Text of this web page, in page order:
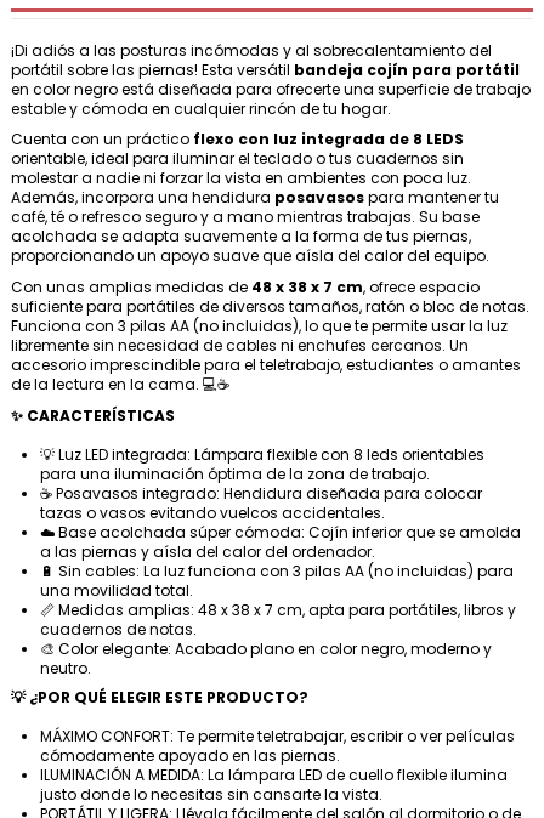
¡Di adiós a las posturas incómodas y al sobrecalentamiento del
portátil sobre las piernas! Esta versátil bandeja cojín para portátil
en color negro está diseñada para ofrecerte una superficie de trabajo
estable y cómoda en cualquier rincón de tu hogar.
Cuenta con un práctico flexo con luz integrada de 8 LEDS
orientable, ideal para iluminar el teclado o tus cuadernos sin
molestar a nadie ni forzar la vista en ambientes con poca luz.
Además, incorpora una hendidura posavasospara mantener tu
café, té o refresco seguro y a mano mientras trabajas. Su base
acolchada se adapta suavemente a la forma de tus piernas,
proporcionando un apoyo suave que aísla del calor del equipo.
Con unas amplias medidas de 48 x 38 x 7 cm, ofrece espacio
suficiente para portátiles de diversos tamaños, ratón o bloc de notas.
Funciona con 3 pilas AA (no incluidas), lo que te permite usar la luz
libremente sin necesidad de cables ni enchufes cercanos. Un
accesorio imprescindible para el teletrabajo, estudiantes o amantes
de la lectura en la cama. 💻☕
✨ CARACTERÍSTICAS
💡 Luz LED integrada: Lámpara flexible con 8 leds orientables
para una iluminación óptima de la zona de trabajo.
☕ Posavasos integrado: Hendidura diseñada para colocar
tazas o vasos evitando vuelcos accidentales.
☁️ Base acolchada súper cómoda: Cojín inferior que se amolda
a las piernas y aísla del calor del ordenador.
🔋 Sin cables: La luz funciona con 3 pilas AA (no incluidas) para
una movilidad total.
📏 Medidas amplias: 48 x 38 x 7 cm, apta para portátiles, libros y
cuadernos de notas.
🎨 Color elegante: Acabado plano en color negro, moderno y
neutro.
💡 ¿POR QUÉ ELEGIR ESTE PRODUCTO?
MÁXIMO CONFORT: Te permite teletrabajar, escribir o ver películas
cómodamente apoyado en las piernas.
ILUMINACIÓN A MEDIDA: La lámpara LED de cuello flexible ilumina
justo donde lo necesitas sin cansarte la vista.